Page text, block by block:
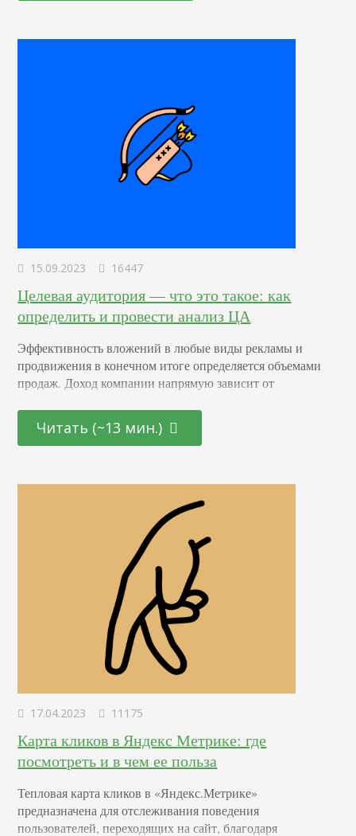
они даже не думали,…
15.09.2023 16447
Целевая аудитория — что это такое: как
определить и провести анализ ЦА
Эффективность вложений в любые виды рекламы и
продвижения в конечном итоге определяется объемами
продаж. Доход компании напрямую зависит от
собственных клиентов. Чем лучше товар удовлетворяет
конкретные потребности — тем выше спрос, для
классические методики, проверенные временем,
предоставляют бизнесу широкий спектр возможностей
для достижения желаемых…
Читать (~13 мин.)
17.04.2023 11175
Карта кликов в Яндекс Метрике: где
посмотреть и в чем ее польза
Тепловая карта кликов в «Яндекс.Метрике»
предназначена для отслеживания поведения
пользователей, переходящих на сайт, благодаря